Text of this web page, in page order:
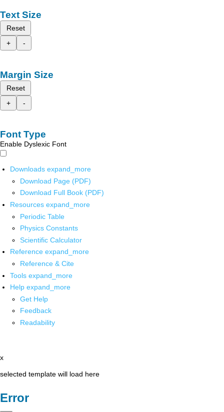
Text Size
Reset
+
-
Margin Size
Reset
+
-
Font Type
Enable Dyslexic Font
Downloads expand_more
Download Page (PDF)
Download Full Book (PDF)
Resources expand_more
Periodic Table
Physics Constants
Scientific Calculator
Reference expand_more
Reference & Cite
Tools expand_more
Help expand_more
Get Help
Feedback
Readability
x
selected template will load here
Error